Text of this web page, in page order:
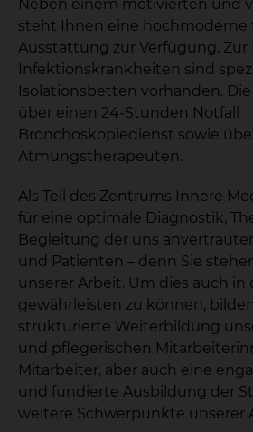
Neben einem motivierten und
steht Ihnen eine hochmoderne
Ausstattung zur Verfügung.
Infektionskrankheiten sind
Isolationsbetten vorhanden.
über einen 24-Stunden Notfall
Bronchoskopiedienst sowie
Atmungstherapeuten.
Als Teil des Zentrums Innere
für eine optimale Diagnostik,
Begleitung der uns
und Patienten – denn Sie
unserer Arbeit. Um dies auch in
gewährleisten zu können,
strukturierte Weiterbildung
und pflegerischen
Mitarbeiter, aber auch eine
und fundierte Ausbildung der
weitere Schwerpunkte unserer